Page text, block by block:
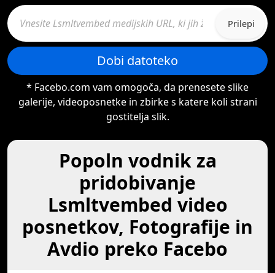
Prilepi
Dobi datoteko
* Facebo.com vam omogoča, da prenesete slike
galerije, videoposnetke in zbirke s katere koli strani
gostitelja slik.
Popoln vodnik za
pridobivanje
Lsmltvembed video
posnetkov, Fotografije in
Avdio preko Facebo